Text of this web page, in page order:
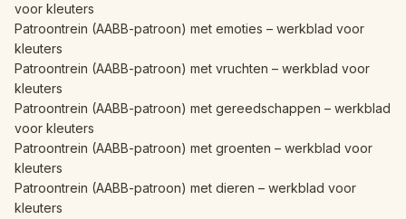
voor kleuters
Patroontrein (AABB-patroon) met emoties – werkblad voor
kleuters
Patroontrein (AABB-patroon) met vruchten – werkblad voor
kleuters
Patroontrein (AABB-patroon) met gereedschappen – werkblad
voor kleuters
Patroontrein (AABB-patroon) met groenten – werkblad voor
kleuters
Patroontrein (AABB-patroon) met dieren – werkblad voor
kleuters